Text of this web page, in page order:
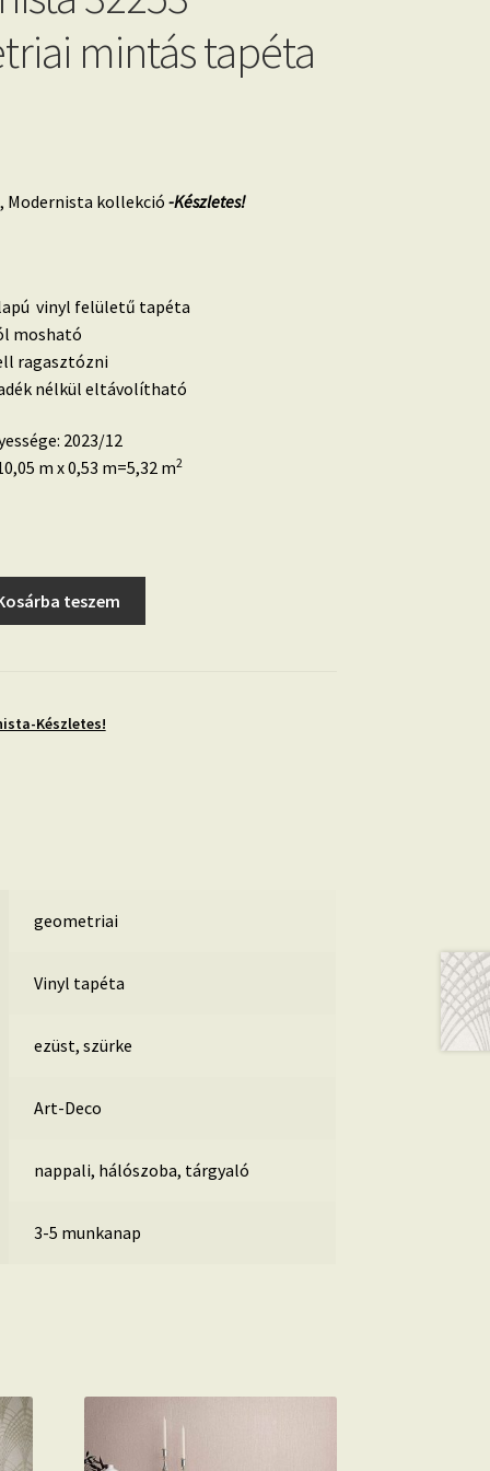
mintás tapéta
Modernista kollekció -Készletes!
vinyl felületű tapéta
mosható
ragasztózni
nélkül eltávolítható
2023/12
m x 0,53 m=5,32 m2
teszem
Készletes!
geometriai
Vinyl tapéta
ezüst, szürke
Art-Deco
nappali, hálószoba, tárgyaló
3-5 munkanap